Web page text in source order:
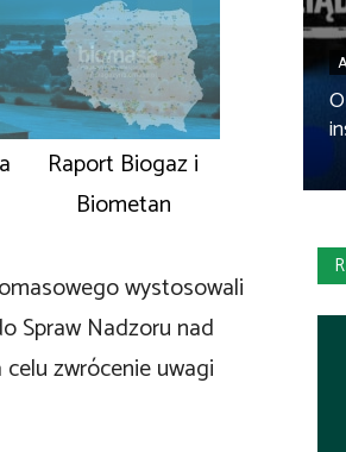
Raport Biogaz i
Biometan
wystosowali
Spraw Nadzoru nad
zwrócenie uwagi